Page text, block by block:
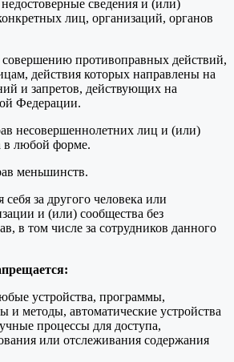
сведения и (или)
лиц, организаций, органов
противоправных действий,
действия которых направлены на
и запретов, действующих на
Федерации.
несовершеннолетних лиц и (или)
в любой форме.
меньшинств.
себя за другого человека или
и (или) сообщества без
в том числе за сотрудников данного
устройства, программы,
и методы, автоматические устройства
процессы для доступа,
или отслеживания содержания